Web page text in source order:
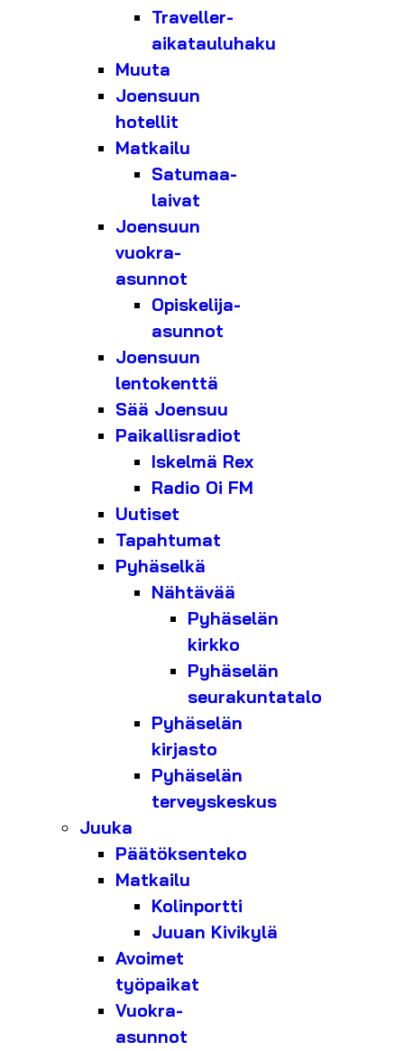
Traveller-
aikatauluhaku
Muuta
Joensuun
hotellit
Matkailu
Satumaa-
laivat
Joensuun
vuokra-
asunnot
Opiskelija-
asunnot
Joensuun
lentokenttä
Sää Joensuu
Paikallisradiot
Iskelmä Rex
Radio Oi FM
Uutiset
Tapahtumat
Pyhäselkä
Nähtävää
Pyhäselän
kirkko
Pyhäselän
seurakuntatalo
Pyhäselän
kirjasto
Pyhäselän
terveyskeskus
Juuka
Päätöksenteko
Matkailu
Kolinportti
Juuan Kivikylä
Avoimet
työpaikat
Vuokra-
asunnot